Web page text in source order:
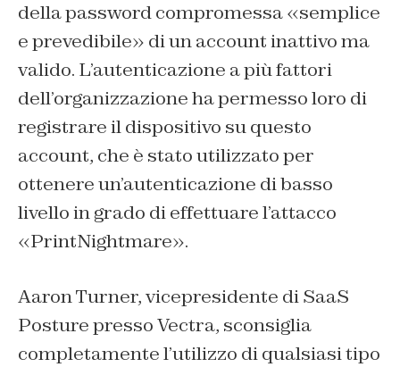
della password compromessa «semplice
e prevedibile» di un account inattivo ma
valido. L’autenticazione a più fattori
dell’organizzazione ha permesso loro di
registrare il dispositivo su questo
account, che è stato utilizzato per
ottenere un’autenticazione di basso
livello in grado di effettuare l’attacco
«PrintNightmare».
Aaron Turner, vicepresidente di SaaS
Posture presso Vectra, sconsiglia
completamente l’utilizzo di qualsiasi tipo